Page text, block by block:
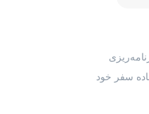
سفر خود